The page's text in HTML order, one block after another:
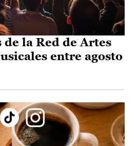
la Red de Artes
entre agosto